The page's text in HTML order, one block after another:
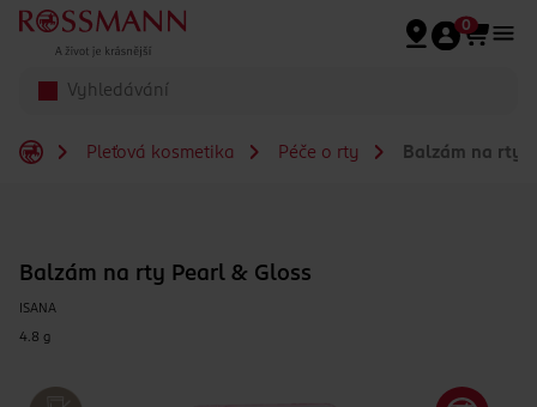
Přeskočit na hlavmní obsah
0
Pleťová kosmetika Péče o rty Balzám na rty
Balzám na rty Pearl & Gloss
ISANA
4.8 g